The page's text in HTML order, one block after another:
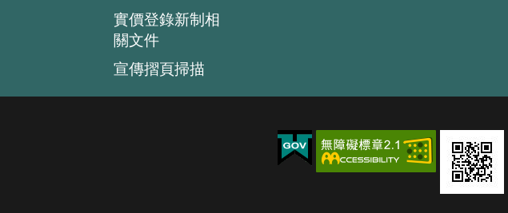
實價登錄新制相
關文件
宣傳摺頁掃描